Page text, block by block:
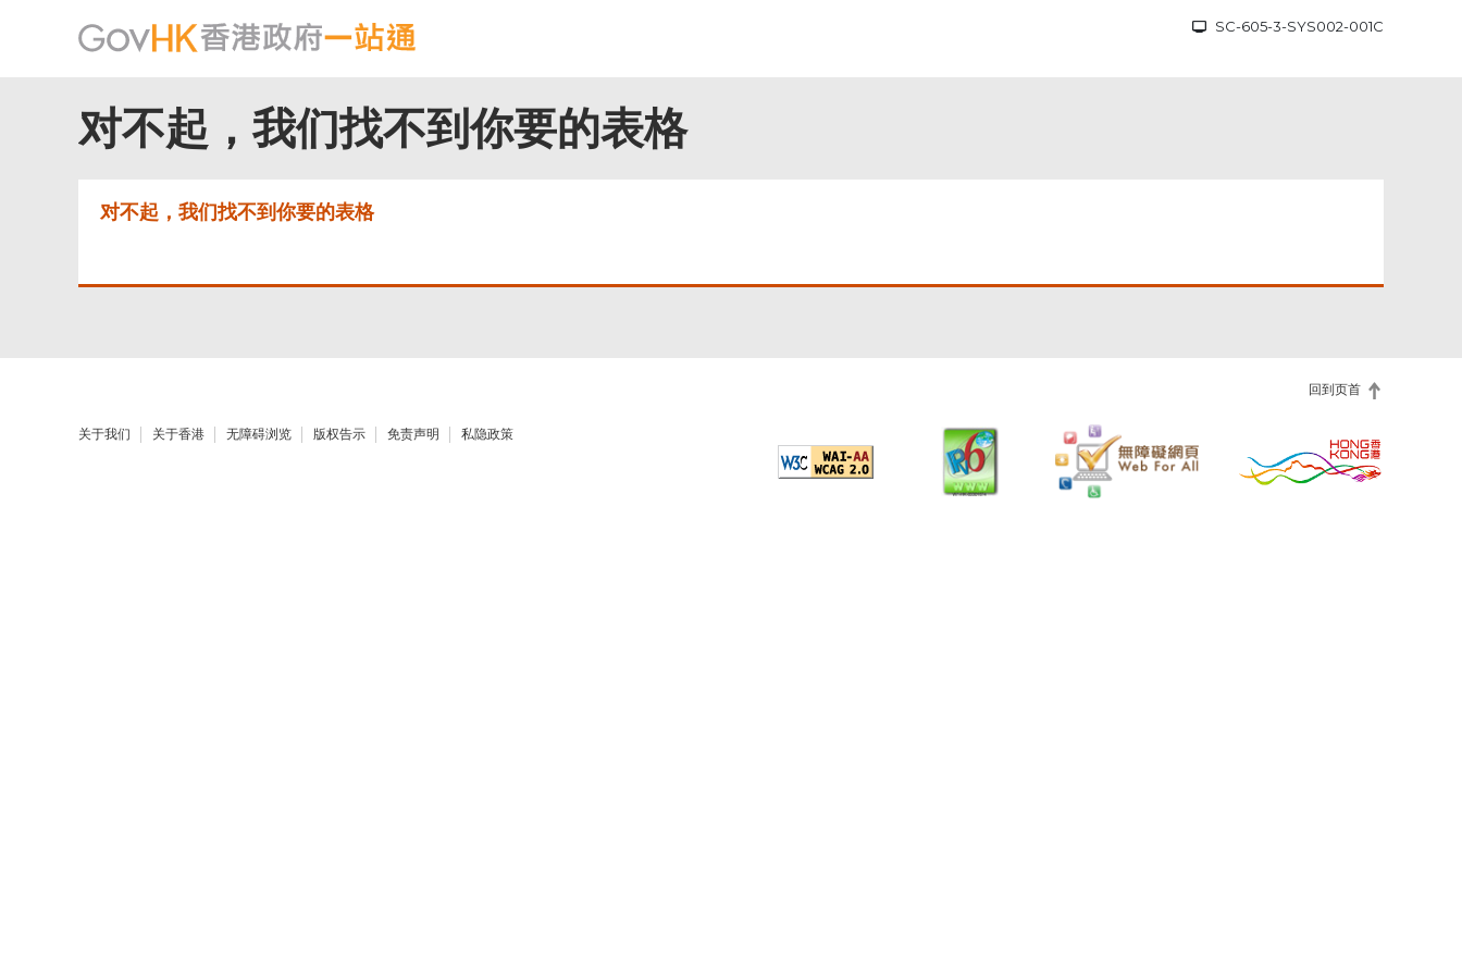
SC-605-3-SYS002-001C
对不起，我们找不到你要的表格
对不起，我们找不到你要的表格
回到页首
关于我们 关于香港 无障碍浏览 版权告示 免责声明 私隐政策